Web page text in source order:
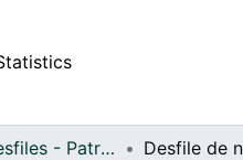
APFFVC - Desfiles - Patrimonial Desfile de